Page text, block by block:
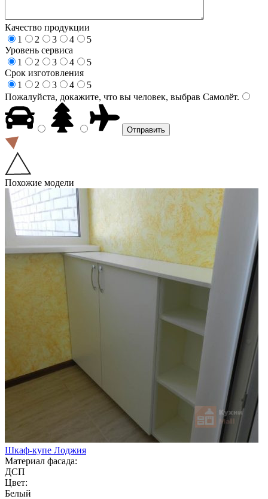
Качество продукции
1
2 3 4
5
Уровень сервиса
1
2 3 4
5
Срок изготовления
1
2 3 4
5
Пожалуйста, докажите, что вы человек, выбрав Самолёт.
Похожие модели
Шкаф-купе Лоджия
Материал фасада:
ДСП
Цвет:
Белый